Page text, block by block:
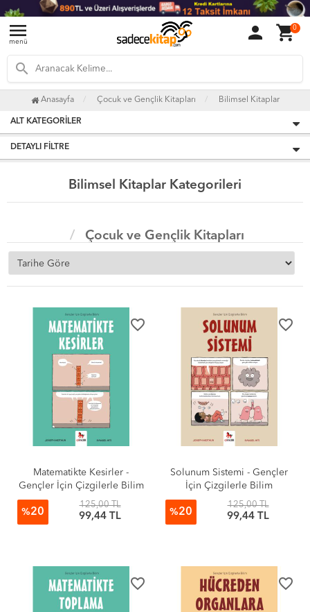
menu
menü person shopping_cart0
search
Anasayfa Çocuk ve Gençlik Kitapları Bilimsel Kitaplar
ALT KATEGORILER
DETAYLI FILTRE
Bilimsel Kitaplar Kategorileri
Çocuk ve Gençlik Kitapları
Bilimsel Kitaplar
favorite_border
Matematikte Kesirler -
Gençler İçin Çizgilerle Bilim
%20
125,00 TL
99,44 TL
favorite_border
Solunum Sistemi - Gençler
İçin Çizgilerle Bilim
%20
125,00 TL
99,44 TL
favorite_border favorite_border